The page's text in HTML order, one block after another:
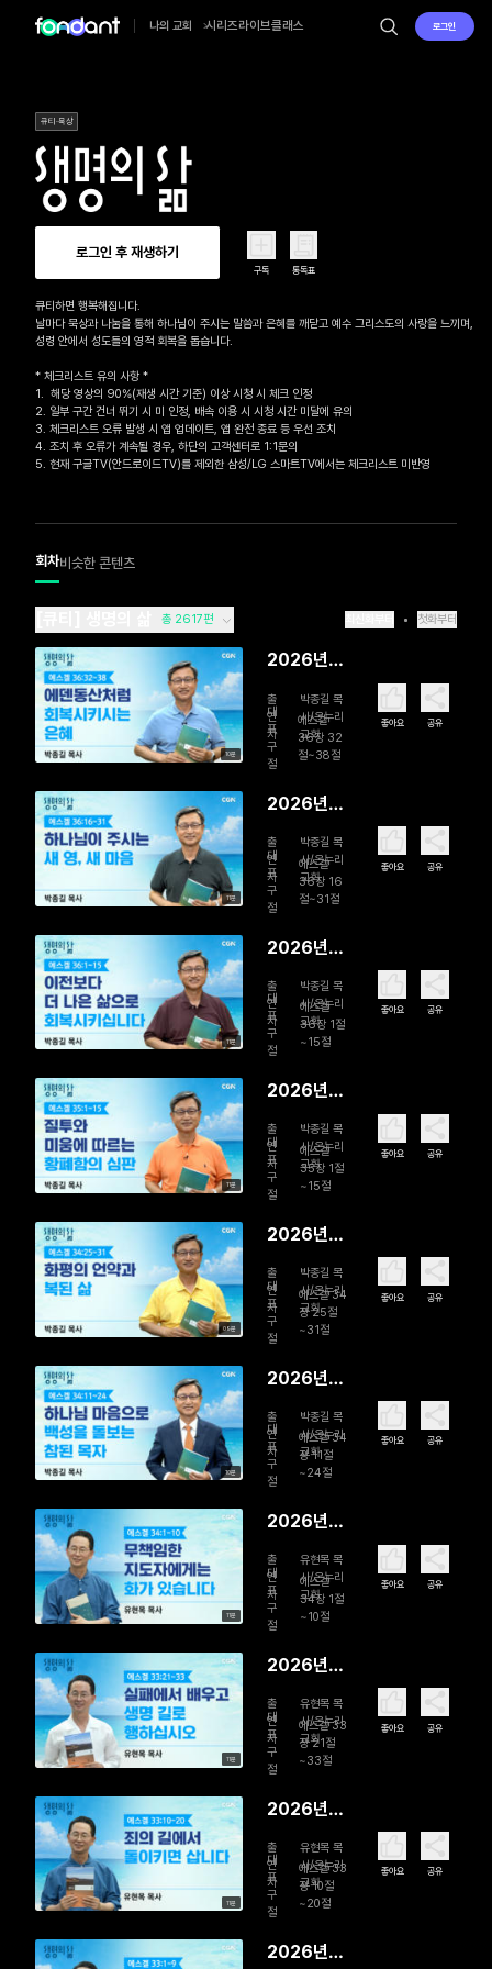
나의 교회 시리즈라이브클래스 로그인
큐티·묵상
로그인 후 재생하기
구독 통독표
큐티하면 행복해집니다.
날마다 묵상과 나눔을 통해 하나님이 주시는 말씀과 은혜를 깨닫고 예수 그리스도의 사랑을 느끼며,
성령 안에서 성도들의 영적 회복을 돕습니다.
* 체크리스트 유의 사항 *
1.  해당 영상의 90%(재생 시간 기준) 이상 시청 시 체크 인정
2. 일부 구간 건너 뛰기 시 미 인정, 배속 이용 시 시청 시간 미달에 유의
3. 체크리스트 오류 발생 시 앱 업데이트, 앱 완전 종료 등 우선 조치
4. 조치 후 오류가 계속될 경우, 하단의 고객센터로 1:1문의
5. 현재 구글TV(안드로이드TV)를 제외한 삼성/LG 스마트TV에서는 체크리스트 미반영
회차비슷한 콘텐츠
총 2617편 첫화부터
10분
2026년
일 에덴동
산처럼 회
복시키시는
은혜
출
연
자
박종길 목
사/온누리
교회
대
표
구
절
에스겔
36장 32
절~38절
좋아요 공유
11분
2026년
일 하나님
이 주시는
새 영, 새 마
음
출
연
자
박종길 목
사/온누리
교회
대
표
구
절
에스겔
36장 16
절~31절
좋아요 공유
11분
2026년
일 이전보
다 더 나은
삶으로 회
복시킵니다
출
연
자
박종길 목
사/온누리
교회
대
표
구
절
에스겔
36장 1절
~15절
좋아요 공유
11분
2026년
일 질투와
미움에 따
르는 황폐
함의 심판
출
연
자
박종길 목
사/온누리
교회
대
표
구
절
에스겔
35장 1절
~15절
좋아요 공유
09분
2026년
일 화평의
언약과 복
된 삶
출
연
자
박종길 목
사/온누리
교회
대
표
구
절
에스겔 34
장 25절
~31절
좋아요 공유
10분
2026년
일 하나님
마음으로
백성을 돌
보는 참된
출
연
자
박종길 목
사/온누리
교회
대
표
구
절
에스겔 34
장 11절
~24절
좋아요 공유
11분
2026년
무책임한
지도자에게
는 화가 있
습니다
출
연
자
유현목 목
사/온누리
교회
대
표
구
절
에스겔
34장 1절
~10절
좋아요 공유
11분
2026년
실패에서
배우고 생
명 길로 행
하십시오
출
연
자
유현목 목
사/온누리
교회
대
표
구
절
에스겔 33
장 21절
~33절
좋아요 공유
11분
2026년
일 죄의 길
에서 돌이
키면 삽니
다
출
연
자
유현목 목
사/온누리
교회
대
표
구
절
에스겔 33
장 10절
~20절
좋아요 공유
2026년